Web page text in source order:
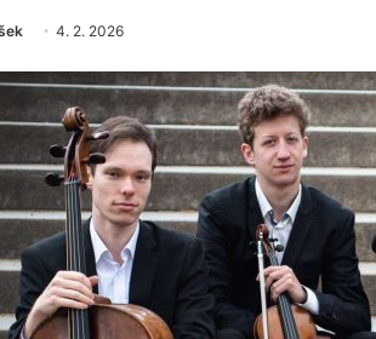
4. 2. 2026